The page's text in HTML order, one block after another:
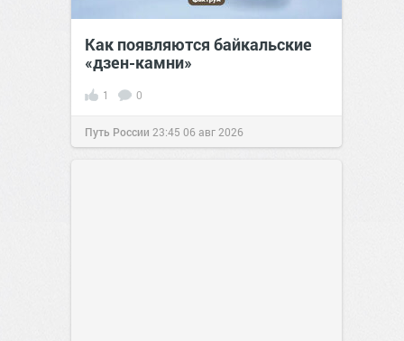
Как появляются байкальские
«дзен-камни»
1 0
Путь России 23:45 06 авг 2026